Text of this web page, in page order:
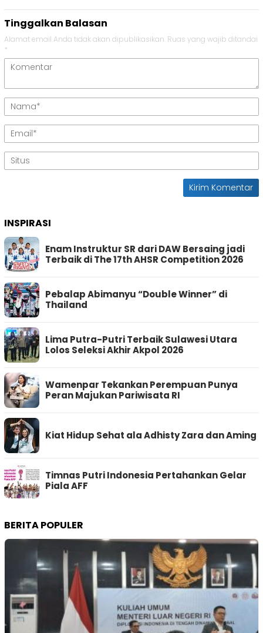
Tinggalkan Balasan
Alamat email Anda tidak akan dipublikasikan. Ruas yang wajib ditandai
*
INSPIRASI
Enam Instruktur SR dari DAW Bersaing jadi
Terbaik di The 17th AHSR Competition 2026
Pebalap Abimanyu “Double Winner” di
Thailand
Lima Putra-Putri Terbaik Sulawesi Utara
Lolos Seleksi Akhir Akpol 2026
Wamenpar Tekankan Perempuan Punya
Peran Majukan Pariwisata RI
Kiat Hidup Sehat ala Adhisty Zara dan Aming
Timnas Putri Indonesia Pertahankan Gelar
Piala AFF
BERITA POPULER